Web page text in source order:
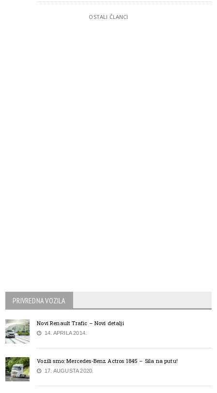
OSTALI ČLANCI
PRIVREDNA VOZILA
Novi Renault Trafic – Novi detalji
14. APRILA 2014.
Vozili smo: Mercedes-Benz Actros 1845 – Sila na putu!
17. AUGUSTA 2020.